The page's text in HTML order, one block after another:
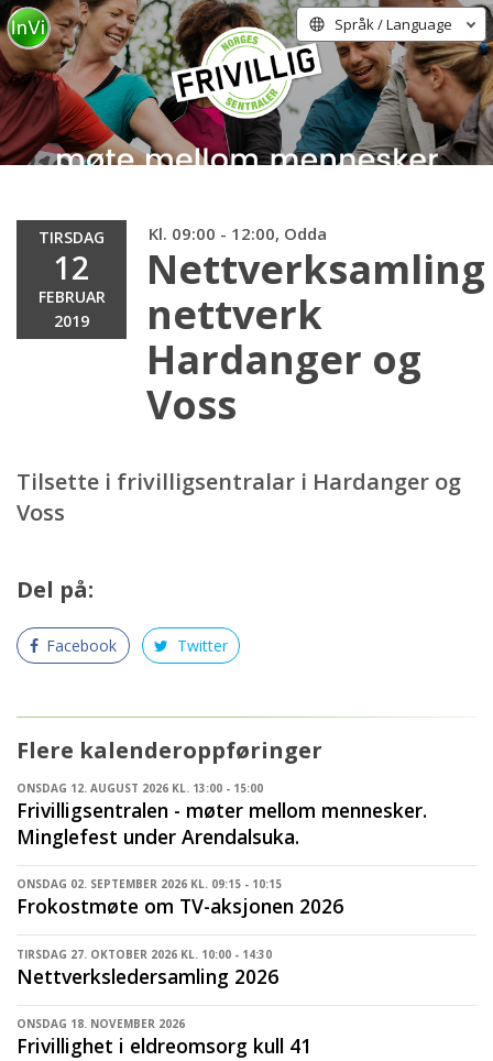
Språk / Language
TIRSDAG
12
FEBRUAR
2019
Kl. 09:00 - 12:00, Odda
Nettverksamling
nettverk
Hardanger og
Voss
Tilsette i frivilligsentralar i Hardanger og
Voss
Del på:
Facebook Twitter
Flere kalenderoppføringer
ONSDAG 12. AUGUST 2026 KL. 13:00 - 15:00
Frivilligsentralen - møter mellom mennesker.
Minglefest under Arendalsuka.
ONSDAG 02. SEPTEMBER 2026 KL. 09:15 - 10:15
Frokostmøte om TV-aksjonen 2026
TIRSDAG 27. OKTOBER 2026 KL. 10:00 - 14:30
Nettverksledersamling 2026
ONSDAG 18. NOVEMBER 2026
Frivillighet i eldreomsorg kull 41